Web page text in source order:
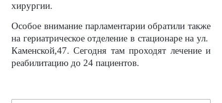
хирургии.
Особое внимание парламентарии обратили также
на гериатрическое отделение в стационаре на ул.
Каменской,47. Сегодня там проходят лечение и
реабилитацию до 24 пациентов.